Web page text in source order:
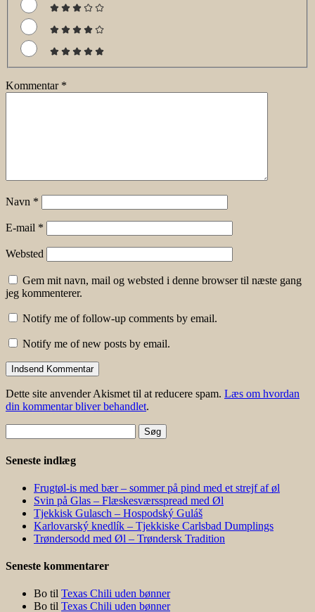
Kommentar *
Navn *
E-mail *
Websted
Gem mit navn, mail og websted i denne browser til næste gang
jeg kommenterer.
Notify me of follow-up comments by email.
Notify me of new posts by email.
Dette site anvender Akismet til at reducere spam. Læs om hvordan
din kommentar bliver behandlet.
efter:
Seneste indlæg
Frugtøl-is med bær – sommer på pind med et strejf af øl
Svin på Glas – Flæskesværsspread med Øl
Tjekkisk Gulasch – Hospodský Guláš
Karlovarský knedlík – Tjekkiske Carlsbad Dumplings
Trøndersodd med Øl – Trøndersk Tradition
Seneste kommentarer
Bo til Texas Chili uden bønner
Bo til Texas Chili uden bønner